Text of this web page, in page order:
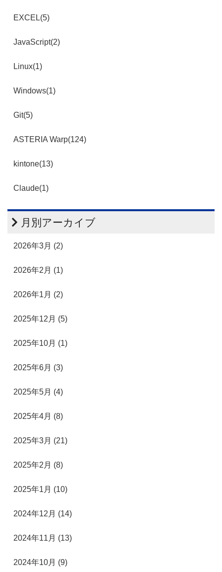
EXCEL(5)
JavaScript(2)
Linux(1)
Windows(1)
Git(5)
ASTERIA Warp(124)
kintone(13)
Claude(1)
月別アーカイブ
2026年3月 (2)
2026年2月 (1)
2026年1月 (2)
2025年12月 (5)
2025年10月 (1)
2025年6月 (3)
2025年5月 (4)
2025年4月 (8)
2025年3月 (21)
2025年2月 (8)
2025年1月 (10)
2024年12月 (14)
2024年11月 (13)
2024年10月 (9)